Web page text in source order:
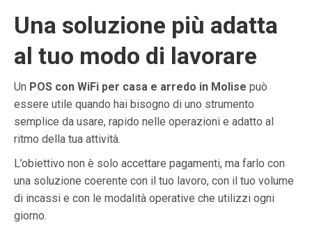
Una soluzione più adatta
al tuo modo di lavorare
Un POS con WiFi per casa e arredo in Molise può
essere utile quando hai bisogno di uno strumento
semplice da usare, rapido nelle operazioni e adatto al
ritmo della tua attività.
L’obiettivo non è solo accettare pagamenti, ma farlo con
una soluzione coerente con il tuo lavoro, con il tuo volume
di incassi e con le modalità operative che utilizzi ogni
giorno.